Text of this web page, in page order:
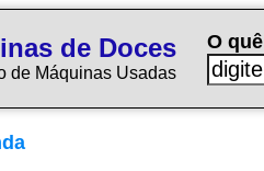
de Doces
de Máquinas Usadas
O